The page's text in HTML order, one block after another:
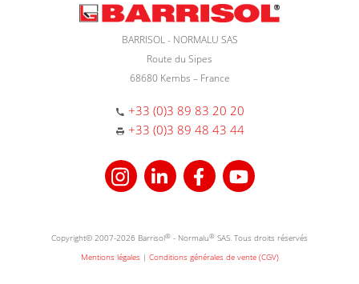
BARRISOL - NORMALU SAS
Route du Sipes
68680 Kembs – France
+33 (0)3 89 83 20 20
+33 (0)3 89 48 43 44
Copyright© 2007-2026 Barrisol® - Normalu® SAS. Tous droits réservés
Mentions légales| Conditions générales de vente (CGV)